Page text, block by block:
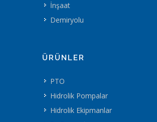
İnşaat
Demiryolu
ÜRÜNLER
PTO
Hidrolik Pompalar
Hidrolik Ekipmanlar